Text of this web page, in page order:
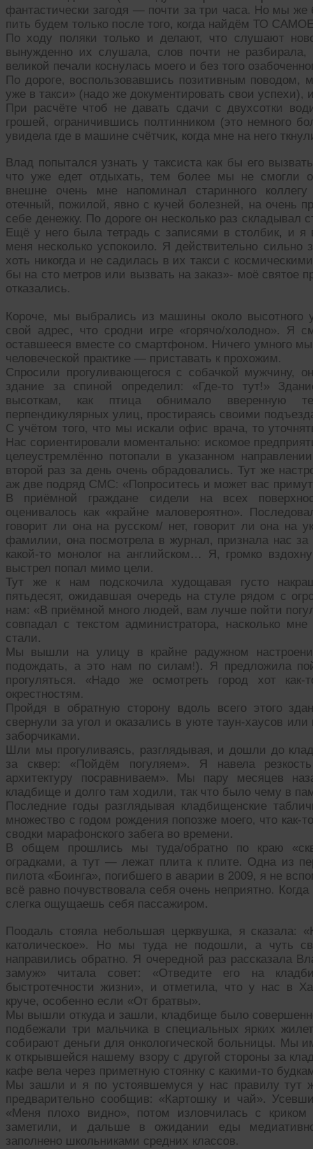
фантастически загодя — почти за три часа. Но мы же
пить будем только после того, когда найдём ТО
По ходу поляки только и делают, что слушают
вынужденно их слушала, слов почти не
великой печали коснулась моего и без того
По дороге, воспользовавшись позитивным
уже в такси» (надо же документировать свои успехи),
При расчёте чтоб не давать сдачи с двухсотки
грошей, ограничившись полтинником (это немного
увидела где в машине счётчик, когда мне на него
Влад попытался узнать у таксиста как бы его
что уже едет отдыхать, тем более мы не смогли
внешне очень мне напоминал старинного
отечный, пожилой, явно с кучей болезней, на очень
себе денежку. По дороге он несколько раз складывал
Ещё у него была тетрадь с записями в столбик, и я
меня несколько успокоило. Я действительно сильно
хоть никогда и не садилась в их такси с
бы на сто метров или вызвать на заказ»- моё святое
отказались.
Короче, мы выбрались из машины около высотного
свой адрес, что сродни игре «горячо/холодно». Я
оставшееся вместе со смартфоном. Ничего умного
человеческой практике — приставать к прохожим.
Спросили прогуливающегося с собачкой мужчину,
здание за спиной определил: «Где-то тут!»
высоткам, как птица обнимало вверенную
перпендикулярных улиц, простираясь своими
С учётом того, что мы искали офис врача, то
Нас сориентировали моментально: искомое
целеустремлённо потопали в указанном
второй раз за день очень обрадовались. Тут же
аж две подряд СМС: «Попроситесь и может вас
В приёмной граждане сидели на всех
оценивалось как «крайне маловероятно».
говорит ли она на русском/ нет, говорит ли она на
фамилии, она посмотрела в журнал, признала нас
какой-то монолог на английском… Я, громко
выстрел попал мимо цели.
Тут же к нам подскочила худощавая густо
пятьдесят, ожидавшая очередь на стуле рядом с
нам: «В приёмной много людей, вам лучше пойти
совпадал с текстом администратора, насколько
стали.
Мы вышли на улицу в крайне радужном
подождать, а это нам по силам!). Я предложила
прогуляться. «Надо же осмотреть город хот
окрестностям.
Пройдя в обратную сторону вдоль всего этого
свернули за угол и оказались в уюте таун-хаусов
заборчиками.
Шли мы прогуливаясь, разглядывая, и дошли до
за сквер: «Пойдём погуляем». Я навела
архитектуру посравниваем». Мы пару месяцев
кладбище и долго там ходили, так что было чему в
Последние годы разглядывая кладбищенские
множество с годом рождения попозже моего, что как-
сводки марафонского забега во времени.
В общем прошлись мы туда/обратно по краю
оградками, а тут — лежат плита к плите. Одна из
пилота «Боинга», погибшего в аварии в 2009, я не
всё равно почувствовала себя очень неприятно.
слегка ощущаешь себя пассажиром.
Поодаль стояла небольшая церквушка, я сказала:
католическое». Но мы туда не подошли, а чуть
направились обратно. Я очередной раз рассказала
замуж» читала совет: «Отведите его на
быстротечности жизни», и отметила, что у нас в
круче, особенно если «От братвы».
Мы вышли откуда и зашли, кладбище было
подбежали три мальчика в специальных ярких
собирают деньги для онкологической больницы. Мы
к открывшейся нашему взору с другой стороны за
кафе вела через приметную стоянку с какими-то
Мы зашли и я по устоявшемуся у нас правилу тут
предварительно сообщив: «Картошку и чай».
«Меня плохо видно», потом изловчилась с
заметили, и дальше в ожидании еды
заполнено школьниками средних классов.